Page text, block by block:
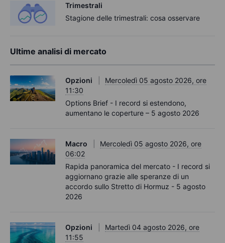
Trimestrali
Stagione delle trimestrali: cosa osservare
Ultime analisi di mercato
Opzioni
Mercoledì 05 agosto 2026, ore
11:30
Options Brief - I record si estendono,
aumentano le coperture – 5 agosto 2026
Macro
Mercoledì 05 agosto 2026, ore
06:02
Rapida panoramica del mercato - I record si
aggiornano grazie alle speranze di un
accordo sullo Stretto di Hormuz - 5 agosto
2026
Opzioni
Martedì 04 agosto 2026, ore
11:55